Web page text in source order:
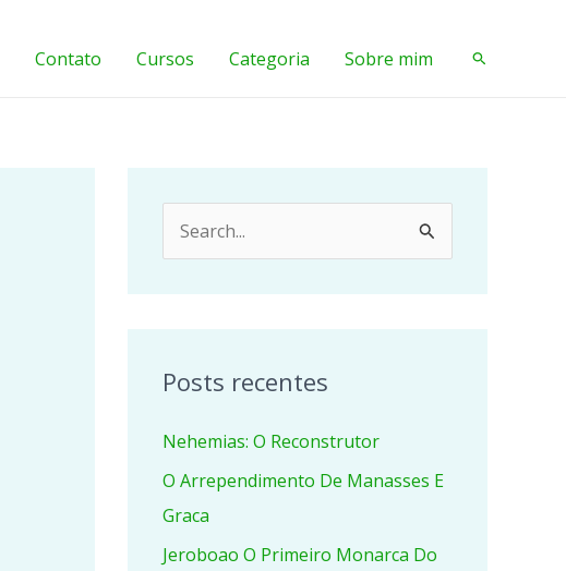
Contato Cursos Categoria Sobre mim Pesquisar
u
s
a
r
p
Posts recentes
Nehemias: O Reconstrutor
O Arrependimento De Manasses E
Graca
Jeroboao O Primeiro Monarca Do